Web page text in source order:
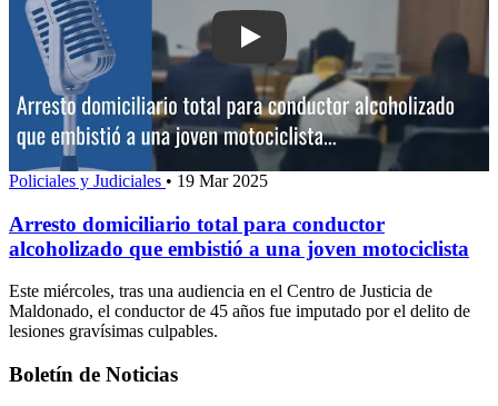
Play: Arresto domiciliario total para
Policiales y Judiciales • 19 Mar 2025
Arresto domiciliario total para conductor
alcoholizado que embistió a una joven motociclista
Este miércoles, tras una audiencia en el Centro de Justicia de
Maldonado, el conductor de 45 años fue imputado por el delito de
lesiones gravísimas culpables.
Boletín de Noticias